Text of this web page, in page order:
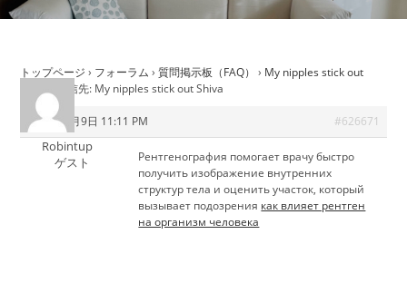
トップページ › フォーラム › 質問掲示板（FAQ） › My nipples stick out
返信先: My nipples stick out Shiva
2026年7月9日 11:11 PM #626671
Robintup
ゲスト
Рентгенография помогает врачу быстро
получить изображение внутренних
структур тела и оценить участок, который
вызывает подозрения как влияет рентген
на организм человека